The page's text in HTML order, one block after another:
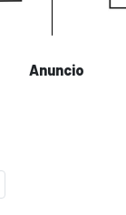
Anuncio